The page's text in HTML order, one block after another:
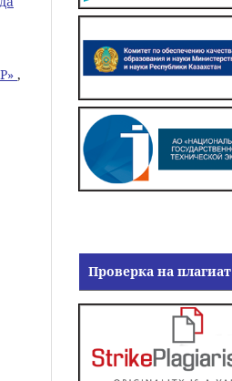
,
Проверка на плагиат